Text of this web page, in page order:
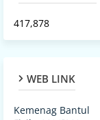
417,878
WEB LINK
Kemenag Bantul